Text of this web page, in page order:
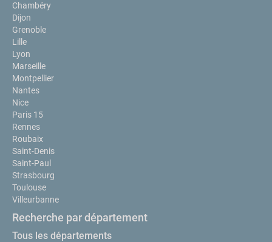
Chambéry
Dijon
Grenoble
Lille
Lyon
Marseille
Montpellier
Nantes
Nice
Paris 15
Rennes
Roubaix
Saint-Denis
Saint-Paul
Strasbourg
Toulouse
Villeurbanne
Recherche par département
Tous les départements